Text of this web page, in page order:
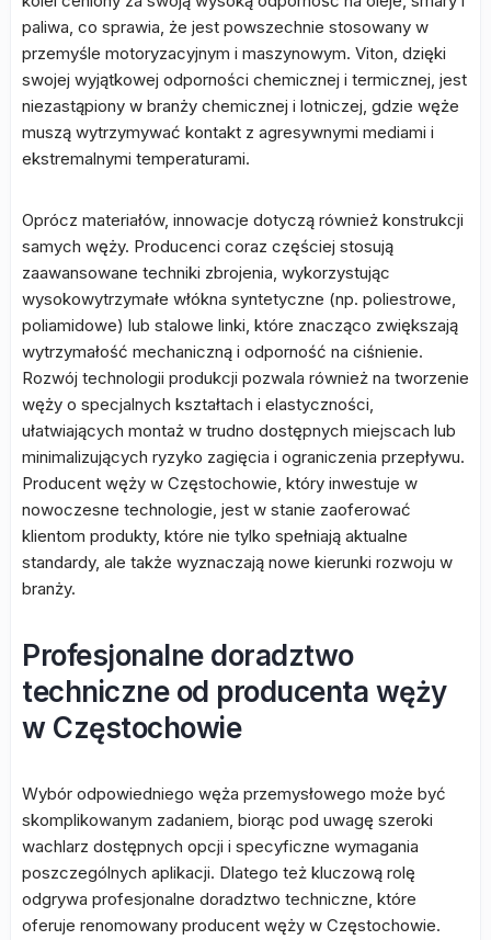
paliwa, co sprawia, że jest powszechnie stosowany w
przemyśle motoryzacyjnym i maszynowym. Viton, dzięki
swojej wyjątkowej odporności chemicznej i termicznej, jest
niezastąpiony w branży chemicznej i lotniczej, gdzie węże
muszą wytrzymywać kontakt z agresywnymi mediami i
ekstremalnymi temperaturami.
Oprócz materiałów, innowacje dotyczą również konstrukcji
samych węży. Producenci coraz częściej stosują
zaawansowane techniki zbrojenia, wykorzystując
wysokowytrzymałe włókna syntetyczne (np. poliestrowe,
poliamidowe) lub stalowe linki, które znacząco zwiększają
wytrzymałość mechaniczną i odporność na ciśnienie.
Rozwój technologii produkcji pozwala również na tworzenie
węży o specjalnych kształtach i elastyczności,
ułatwiających montaż w trudno dostępnych miejscach lub
minimalizujących ryzyko zagięcia i ograniczenia przepływu.
Producent węży w Częstochowie, który inwestuje w
nowoczesne technologie, jest w stanie zaoferować
klientom produkty, które nie tylko spełniają aktualne
standardy, ale także wyznaczają nowe kierunki rozwoju w
branży.
Profesjonalne doradztwo
techniczne od producenta węży
w Częstochowie
Wybór odpowiedniego węża przemysłowego może być
skomplikowanym zadaniem, biorąc pod uwagę szeroki
wachlarz dostępnych opcji i specyficzne wymagania
poszczególnych aplikacji. Dlatego też kluczową rolę
odgrywa profesjonalne doradztwo techniczne, które
oferuje renomowany producent węży w Częstochowie.